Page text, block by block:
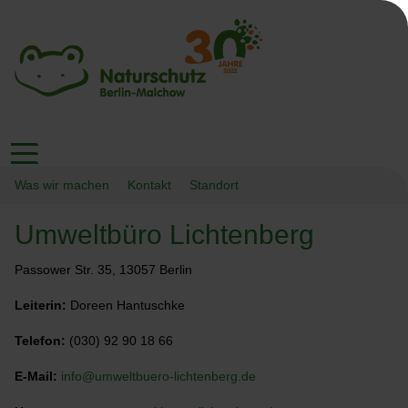
Was wir machen Kontakt Standort
Umweltbüro Lichtenberg
Passower Str. 35, 13057 Berlin
Leiterin: Doreen Hantuschke
Telefon: (030) 92 90 18 66
E-Mail: info@umweltbuero-lichtenberg.de